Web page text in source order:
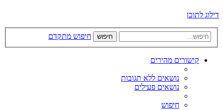
דילוג לתוכן
חיפוש חיפוש מתקדם
קישורים מהירים
נושאים ללא תגובות
נושאים פעילים
חיפוש